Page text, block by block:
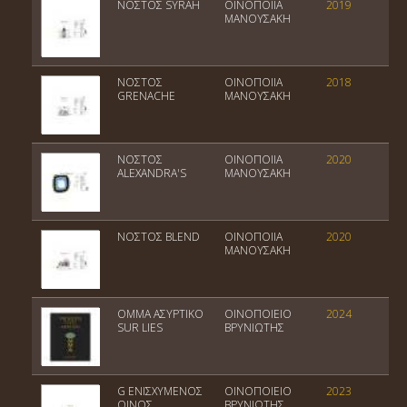
NOΣTOΣ SYRAH
ΟΙΝΟΠΟΙΙΑ
ΜΑΝΟΥΣΑΚΗ
2019
NOΣTOΣ
GRENACHE
ΟΙΝΟΠΟΙΙΑ
ΜΑΝΟΥΣΑΚΗ
2018
NOΣTOΣ
ALEXANDRA'S
ΟΙΝΟΠΟΙΙΑ
ΜΑΝΟΥΣΑΚΗ
2020
NOΣTOΣ BLEND
ΟΙΝΟΠΟΙΙΑ
ΜΑΝΟΥΣΑΚΗ
2020
OMMA ΑΣΥΡΤΙΚΟ
SUR LIES
ΟΙΝΟΠΟΙΕΙΟ
ΒΡΥΝΙΩΤΗΣ
2024
G ΕΝΙΣΧΥΜΕΝΟΣ
ΟΙΝΟΠΟΙΕΙΟ
2023